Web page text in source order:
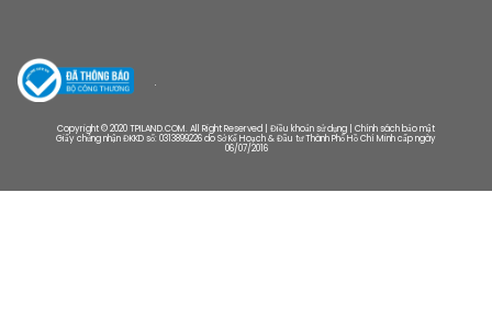
Copyright © 2020 TPILAND.COM. All Right Reserved | Điều khoản sử dụng | Chính sách bảo mật
Giấy chứng nhận ĐKKD số: 0313899226 do Sở Kế Hoạch & Đầu tư Thành Phố Hồ Chí Minh cấp ngày
06/07/2016